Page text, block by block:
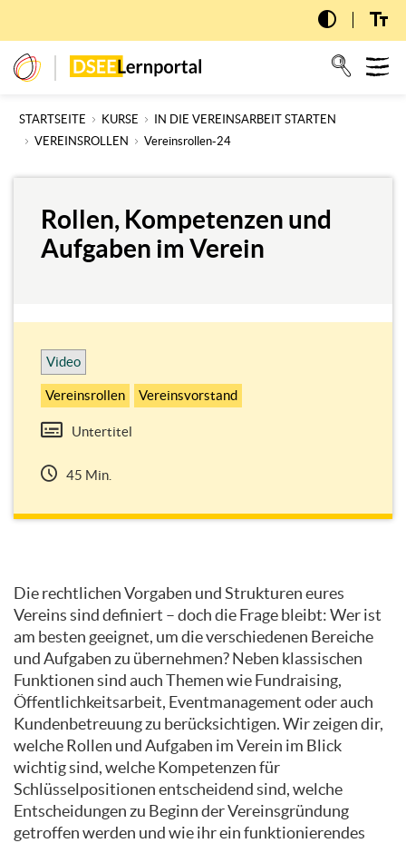
wechseln
dseelernportal
STARTSEITE KURSE
IN DIE VEREINSARBEIT STARTEN
VEREINSROLLEN
Vereinsrollen-24
Rollen, Kompetenzen und
Aufgaben im Verein
Video
Vereinsrollen Vereinsvorstand
Untertitel
45 Min.
dieses
Kurses
Die rechtlichen Vorgaben und Strukturen eures
Vereins sind definiert – doch die Frage bleibt: Wer ist
am besten geeignet, um die verschiedenen Bereiche
und Aufgaben zu übernehmen? Neben klassischen
Funktionen sind auch Themen wie Fundraising,
Öffentlichkeitsarbeit, Eventmanagement oder auch
Kundenbetreuung zu berücksichtigen. Wir zeigen dir,
welche Rollen und Aufgaben im Verein im Blick
wichtig sind, welche Kompetenzen für
Schlüsselpositionen entscheidend sind, welche
Entscheidungen zu Beginn der Vereinsgründung
getroffen werden und wie ihr ein funktionierendes